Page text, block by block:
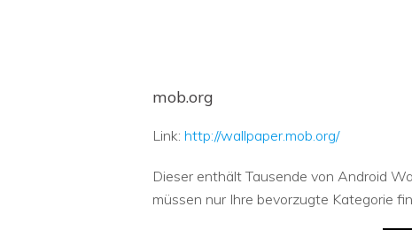
mob.org
Link: http://wallpaper.mob.org/
Dieser enthält Tausende von Android
müssen nur Ihre bevorzugte Kategorie